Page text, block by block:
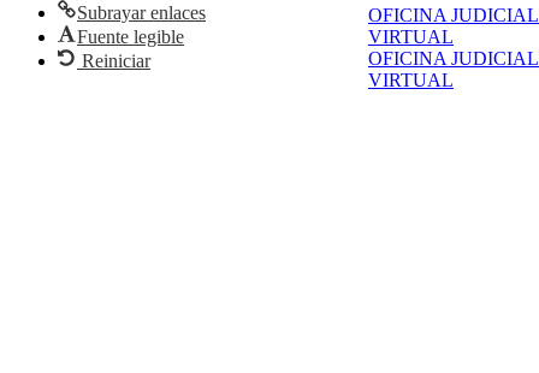
OFICINA JUDICIAL
VIRTUAL
OFICINA JUDICIAL
VIRTUAL
Subrayar enlaces
Fuente legible
Reiniciar